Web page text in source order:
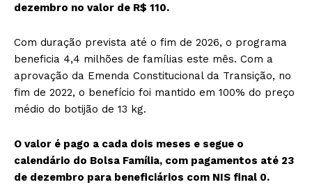
dezembro no valor de R$ 110.
Com duração prevista até o fim de 2026, o programa
beneficia 4,4 milhões de famílias este mês. Com a
aprovação da Emenda Constitucional da Transição, no
fim de 2022, o benefício foi mantido em 100% do preço
médio do botijão de 13 kg.
O valor é pago a cada dois meses e segue o
calendário do Bolsa Família, com pagamentos até 23
de dezembro para beneficiários com NIS final 0.